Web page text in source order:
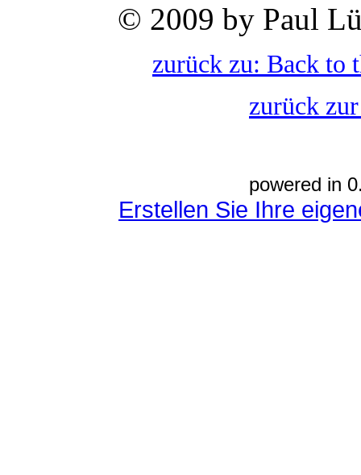
© 2009 by Paul
zurück zu: Back to
zurück
powered in
Erstellen Sie Ihre